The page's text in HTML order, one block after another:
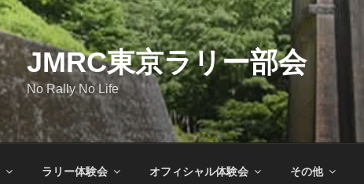
JMRC東京ラリー部会
No Rally No Life
ラリー体験会 オフィシャル体験会 その他